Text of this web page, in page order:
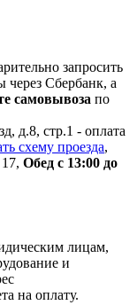
запросить
через Сбербанк, а
самовывоза по
д.8, стр.1 - оплата
схему проезда,
Обед с 13:00 до
лицам,
и
на оплату.